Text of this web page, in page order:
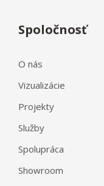
Spoločnosť
O nás
Vizualizácie
Projekty
Služby
Spolupráca
Showroom